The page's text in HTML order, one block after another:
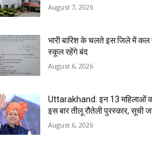
August 7, 2026
भारी बारिश के चलते इस जिले में कल
स्कूल रहेंगे बंद
August 6, 2026
Uttarakhand: इन 13 महिलाओं
इस बार तीलू रौतेली पुरस्कार, सूची
August 6, 2026